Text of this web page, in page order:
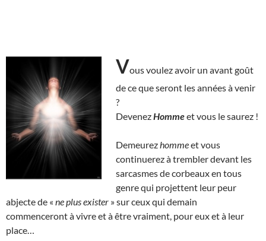
Vous voulez avoir un avant goût
de ce que seront les années à venir
?
DevenezHommeet vous le saurez !
Demeurez hommeet vous
continuerez à trembler devant les
sarcasmes de corbeaux en tous
genre qui projettent leur peur
abjecte de « ne plus exister » sur ceux qui demain
commenceront à vivre et à être vraiment, pour eux et à leur
place…